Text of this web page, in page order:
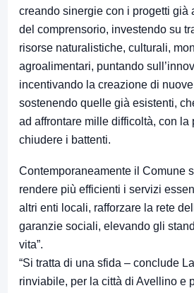
creando sinergie con i progetti già
del comprensorio, investendo su
risorse naturalistiche, culturali,
agroalimentari, puntando
incentivando la creazione di
sostenendo quelle già esistenti,
ad affrontare mille difficoltà, con la
chiudere i battenti.
Contemporaneamente il Comune
rendere più efficienti i servizi
altri enti locali, rafforzare la rete
garanzie sociali, elevando gli
vita”.
“Si tratta di una sfida – conclude
rinviabile, per la città di Avellino e